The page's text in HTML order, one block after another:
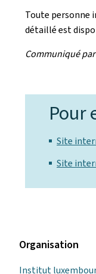
Toute personne
détaillé est
Communiqué
Pour
Site
Site
Organisation
Institut